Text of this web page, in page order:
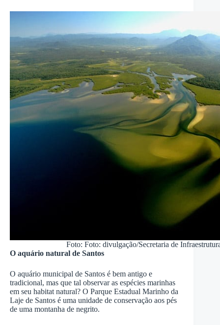
Foto: Foto: divulgação/Secretaria de
O aquário natural de Santos
O aquário municipal de Santos é bem antigo e
tradicional, mas que tal observar as espécies marinhas
em seu habitat natural? O Parque Estadual Marinho da
Laje de Santos é uma unidade de conservação aos pés
de uma montanha de negrito.